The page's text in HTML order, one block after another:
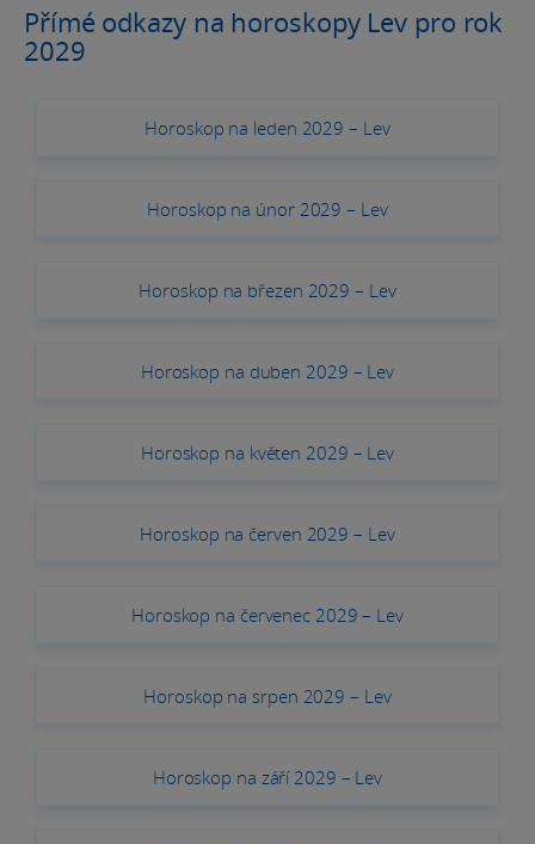
Přímé odkazy na horoskopy Lev pro rok
2029
Horoskop na leden 2029 – Lev
Horoskop na únor 2029 – Lev
Horoskop na březen 2029 – Lev
Horoskop na duben 2029 – Lev
Horoskop na květen 2029 – Lev
Horoskop na červen 2029 – Lev
Horoskop na červenec 2029 – Lev
Horoskop na srpen 2029 – Lev
Horoskop na září 2029 – Lev